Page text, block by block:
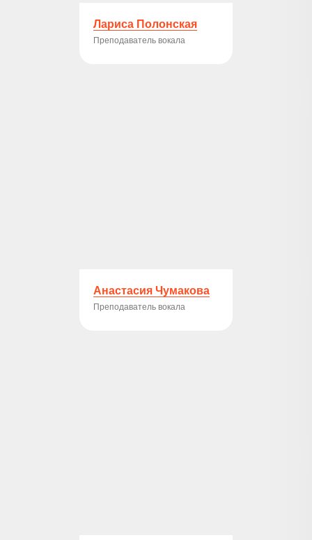
Лариса Полонская
Преподаватель вокала
Анастасия Чумакова
Преподаватель вокала